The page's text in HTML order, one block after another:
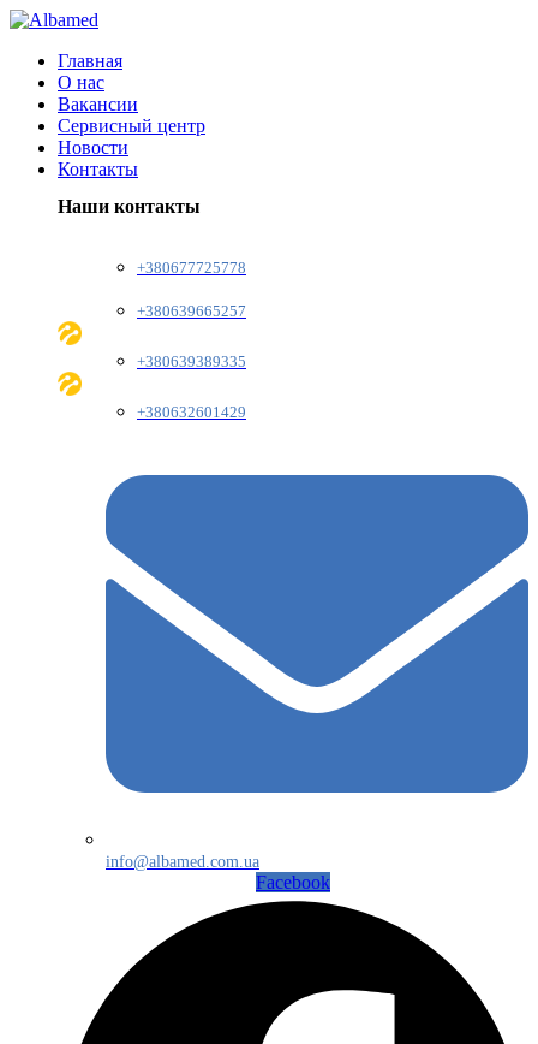
Главная
О нас
Вакансии
Сервисный центр
Новости
Контакты
Наши контакты
+380677725778
+380639665257
+380639389335
+380632601429
info@albamed.com.ua
Facebook